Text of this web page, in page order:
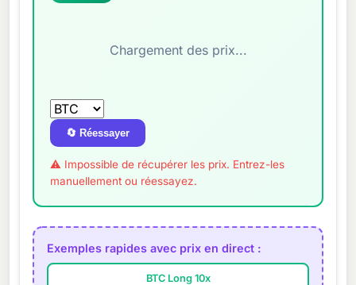
Chargement des prix...
🔄 Réessayer
⚠ Impossible de récupérer les prix. Entrez-les
manuellement ou réessayez.
Exemples rapides avec prix en direct :
BTC Long 10x